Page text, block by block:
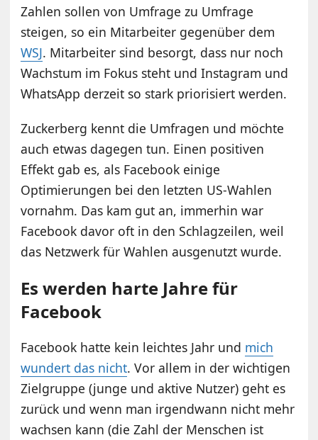
Zahlen sollen von Umfrage zu Umfrage
steigen, so ein Mitarbeiter gegenüber dem
WSJ. Mitarbeiter sind besorgt, dass nur noch
Wachstum im Fokus steht und Instagram und
WhatsApp derzeit so stark priorisiert werden.
Zuckerberg kennt die Umfragen und möchte
auch etwas dagegen tun. Einen positiven
Effekt gab es, als Facebook einige
Optimierungen bei den letzten US-Wahlen
vornahm. Das kam gut an, immerhin war
Facebook davor oft in den Schlagzeilen, weil
das Netzwerk für Wahlen ausgenutzt wurde.
Es werden harte Jahre für
Facebook
Facebook hatte kein leichtes Jahr und mich
wundert das nicht. Vor allem in der wichtigen
Zielgruppe (junge und aktive Nutzer) geht es
zurück und wenn man irgendwann nicht mehr
wachsen kann (die Zahl der Menschen ist